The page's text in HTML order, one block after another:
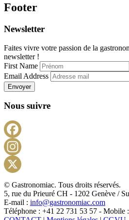
Footer
Newsletter
Faites vivre votre passion de la
newsletter !
First Name
Email Address
Envoyer
Nous suivre
X
© Gastronomiac. Tous droits réservés.
5, rue du Prieuré CH - 1202 Genève /
E-mail : info@gastronomiac.com
Téléphone : +41 22 731 53 57 - Mobile